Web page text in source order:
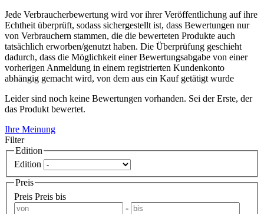
Jede Verbraucherbewertung wird vor ihrer Veröffentlichung auf ihre
Echtheit überprüft, sodass sichergestellt ist, dass Bewertungen nur
von Verbrauchern stammen, die die bewerteten Produkte auch
tatsächlich erworben/genutzt haben. Die Überprüfung geschieht
dadurch, dass die Möglichkeit einer Bewertungsabgabe von einer
vorherigen Anmeldung in einem registrierten Kundenkonto
abhängig gemacht wird, von dem aus ein Kauf getätigt wurde
Leider sind noch keine Bewertungen vorhanden. Sei der Erste, der
das Produkt bewertet.
Ihre Meinung
Filter
Edition
Edition
Preis
Preis Preis bis
-